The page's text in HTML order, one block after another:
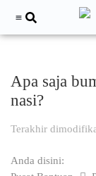
Apa saja
nasi?
Terakhir
Anda disini: